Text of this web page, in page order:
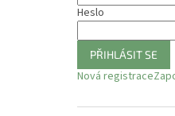
Heslo
PŘIHLÁSIT SE
Nová registrace